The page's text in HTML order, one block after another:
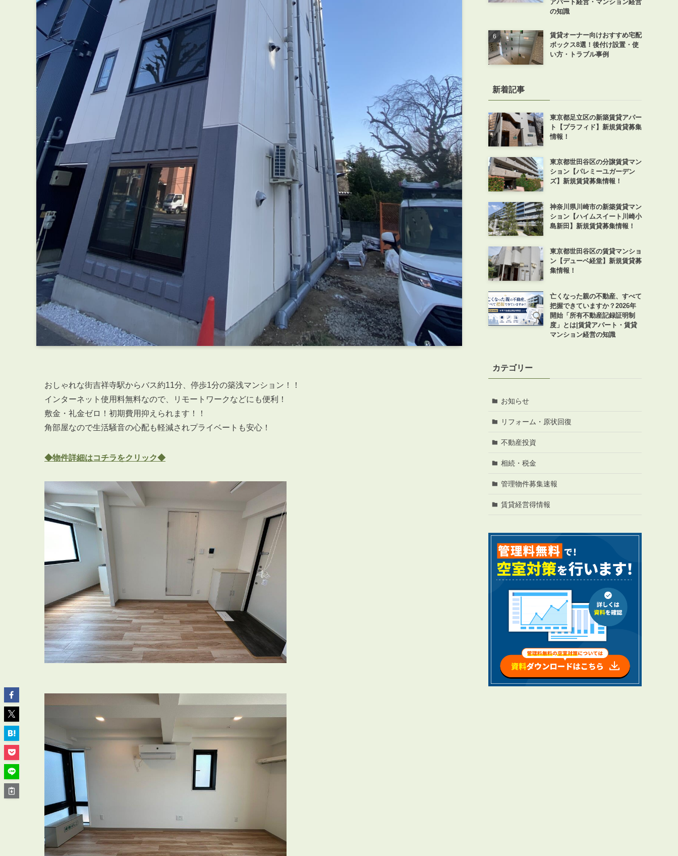
私たちについて
会社概要
企業理念
スタッフ紹介
グループ会社紹介
3POINT
仲介会社とのネットワークで情報提供力に自信あり
物件プロモーション＆バリューアップリフォーム
RENTALアブレイズの賃貸管理
管理料無料について
４つの強み
報酬と独自の保証内容
手続きの流れ
賃料査定について
管理オーナー様限定サービス
管理オーナー様ご紹介制度
投資不動産を売却したい方
賃貸管理を依頼したい方
マンションの自主管理について
アパートの大規模修繕について
アパートの監視カメラ設置について
BROKER
会員登録
賃貸仲介会社様向け物件検索ログイン
仲介業者向け・申込方法
おしゃれな街吉祥寺駅からバス約11分、停歩1分の築浅マンション！！
インターネット使用料無料なので、リモートワークなどにも便利！
敷金・礼金ゼロ！初期費用抑えられます！！
角部屋なので生活騒音の心配も軽減されプライベートも安心！
◆物件詳細はコチラをクリック◆
アパート経営・マンション経営
の知識
賃貸オーナー向けおすすめ宅配
ボックス8選！後付け設置・使
い方・トラブル事例
新着記事
東京都足立区の新築賃貸アパー
ト【プラフィド】新規賃貸募集
情報！
東京都世田谷区の分譲賃貸マン
ション【パレミーユガーデン
ズ】新規賃貸募集情報！
神奈川県川崎市の新築賃貸マン
ション【ハイムスイート川崎小
島新田】新規賃貸募集情報！
東京都世田谷区の賃貸マンショ
ン【デューベ経堂】新規賃貸募
集情報！
亡くなった親の不動産、すべて
把握できていますか？2026年
開始「所有不動産記録証明制
度」とは|賃貸アパート・賃貸
マンション経営の知識
カテゴリー
お知らせ
リフォーム・原状回復
不動産投資
相続・税金
管理物件募集速報
賃貸経営得情報